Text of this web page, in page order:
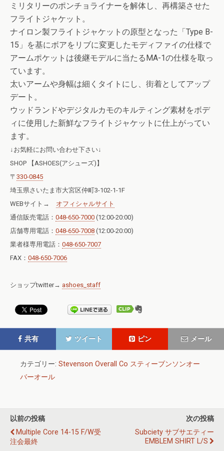
ミリタリーのポンチョライナーを解体し、再構築させた
フライトジャケット。
ナイロン製フライトジャケットの原型となった「Type B-
15」を基にボアをリブに変更したモディファイの仕様で
アームポケットは後継モデルに当たるMA-1の仕様を取っ
ています。
太いアームや身幅は細くタイトにし、街着としてアップ
デート。
ウッドランドやデジタルカモのキルティング素材をボデ
ィに使用した新鮮なフライトジャケットに仕上がってい
ます。
↓お気軽にお問い合わせ下さい↓
SHOP 【ASHOES(アシューズ)】
〒 330-0845
埼玉県さいたま市大宮区仲町3-102-1-1F
WEBサイト→ オフィシャルサイト
通信販売電話： 048-650-7000 (12:00-20:00)
店舗専用電話： 048-650-7008 (12:00-20:00)
業者様専用電話： 048-650-7007
FAX： 048-650-7006
ショップtwitter→ ashoes_staff
共有 ツイート ピン メール
カテゴリー: Stevenson Overall Co スティーブンソンオー
バーオール
以前の投稿
Multiple Core 14-15 F/W受
注会最終
次の投稿
Subciety サブサエティー
EMBLEM SHIRT L/S